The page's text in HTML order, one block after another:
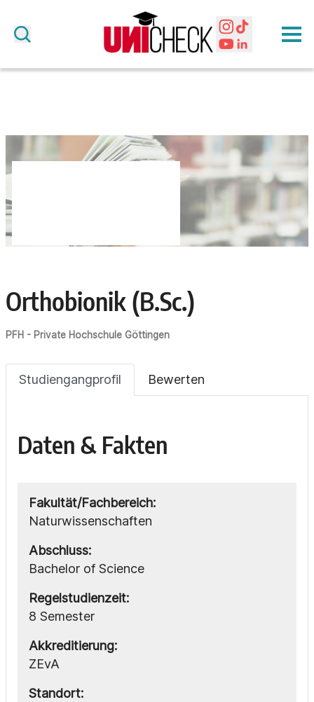
Orthobionik (B.Sc.)
PFH - Private Hochschule Göttingen
Studiengangprofil Bewerten
Daten & Fakten
Fakultät/Fachbereich:
Naturwissenschaften
Abschluss:
Bachelor of Science
Regelstudienzeit:
8 Semester
Akkreditierung:
ZEvA
Standort: